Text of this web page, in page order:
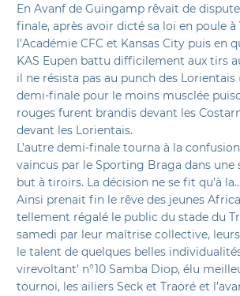
En Avanf de Guingamp rêvait de
finale, après avoir dicté sa loi en poule à
l’Académie CFC et Kansas City puis en
KAS Eupen battu difficilement aux tirs
il ne résista pas au punch des Lorientais
demi-finale pour le moins musclée
rouges furent brandis devant les
devant les Lorientais.
L’autre demi-finale tourna à la
vaincus par le Sporting Braga dans une
but à tiroirs. La décision ne se fit qu’à
Ainsi prenait fin le rêve des jeunes
tellement régalé le public du stade du
samedi par leur maîtrise collective,
le talent de quelques belles
virevoltant’ n°10 Samba Diop, élu
tournoi, les ailiers Seck et Traoré et